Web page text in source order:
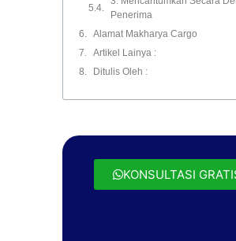
Penerima
Alamat Makharya Cargo
Artikel Lainya :
Ditulis Oleh :
KONSULTASI